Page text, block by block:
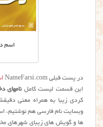
اسم
در پست قبلی NameFarsi.com
این قسمت لیست کامل نامهای
کردی زیبا به همراه معنی
وبسایت نام فارسی هم نوشتیم،
ها و گویش های زیبای شهرهای